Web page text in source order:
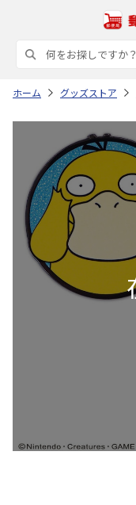
ホーム グッズストア